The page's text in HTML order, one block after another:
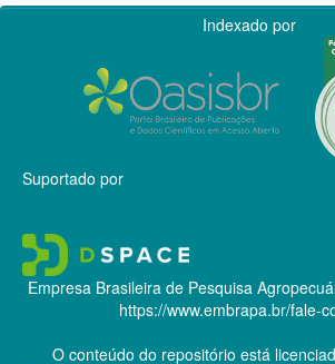
Indexado por
Suportado por
Empresa Brasileira de Pesquisa
https://www.embrapa.br/fale-
O conteúdo do repositório está